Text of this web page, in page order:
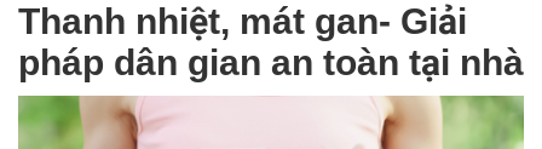
Thanh nhiệt, mát gan- Giải
pháp dân gian an toàn tại nhà